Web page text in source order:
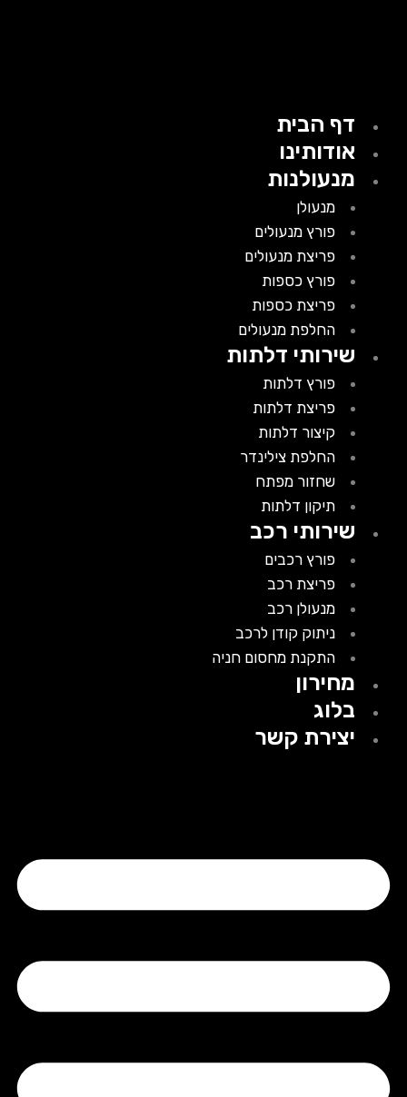
דף הבית
אודותינו
מנעולנות
מנעולן
פורץ מנעולים
פריצת מנעולים
פורץ כספות
פריצת כספות
החלפת מנעולים
שירותי דלתות
פורץ דלתות
פריצת דלתות
קיצור דלתות
החלפת צילינדר
שחזור מפתח
תיקון דלתות
שירותי רכב
פורץ רכבים
פריצת רכב
מנעולן רכב
ניתוק קודן לרכב
התקנת מחסום חניה
מחירון
בלוג
יצירת קשר